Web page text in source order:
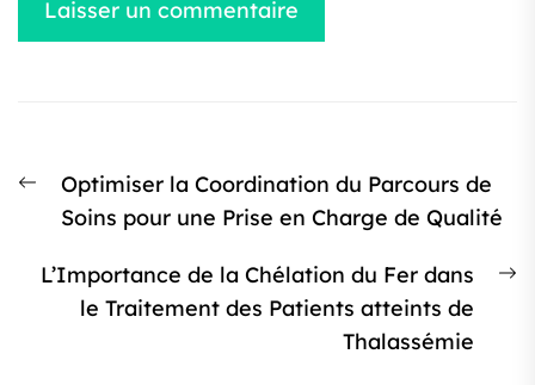
de
l’article
Article
précédent
Optimiser la Coordination du Parcours de
Soins pour une Prise en Charge de Qualité
L’Importance de la Chélation du Fer dans
le Traitement des Patients atteints de
Thalassémie